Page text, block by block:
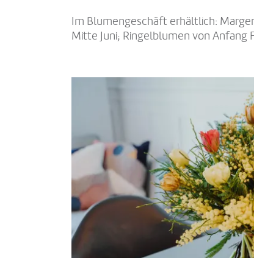
Im Blumengeschäft erhältlich:
Mitte Juni; Ringelblumen von Anfang